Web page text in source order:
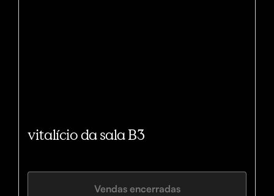
vitalício da sala B3
Vendas encerradas